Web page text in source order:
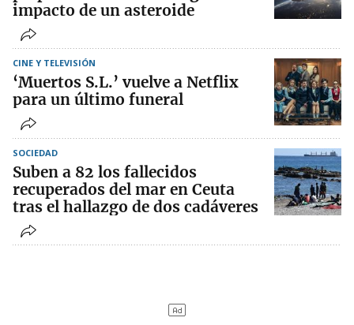
impacto de un asteroide
CINE Y TELEVISIÓN
‘Muertos S.L.’ vuelve a Netflix
para un último funeral
SOCIEDAD
Suben a 82 los fallecidos
recuperados del mar en Ceuta
tras el hallazgo de dos cadáveres